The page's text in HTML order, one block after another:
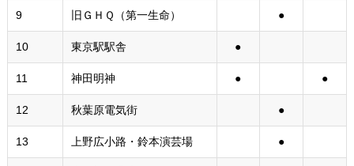
9 旧ＧＨＱ（第一生命） ●
10 東京駅駅舎 ●
11 神田明神 ● ●
12 秋葉原電気街 ●
13 上野広小路・鈴本演芸場 ●